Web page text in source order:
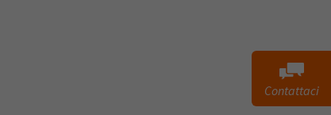
Contattaci